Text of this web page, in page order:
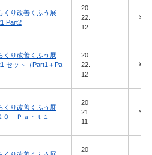
くり改善くふう展
Part2
20
22.
12
￥
くり改善くふう展
セット（Part1＋Pa
20
22.
12
￥
くり改善くふう展
０ Ｐａｒｔ１
20
21.
11
￥
20